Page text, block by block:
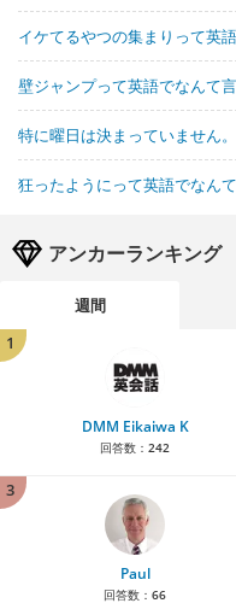
イケてるやつの集まりって英
壁ジャンプって英語でなんて
特に曜日は決まっていません
狂ったようにって英語でなん
アンカーランキング
週間
1
DMM Eikaiwa K
回答数： 242
3
Paul
回答数： 66